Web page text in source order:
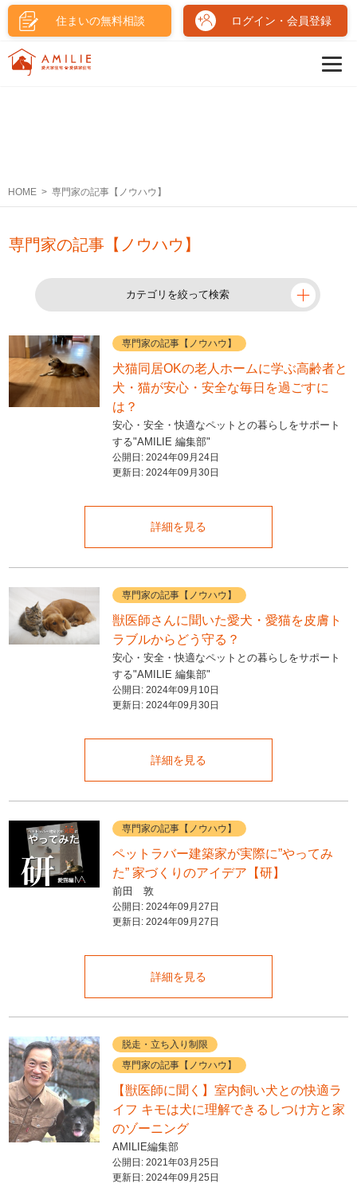
住まいの無料相談 ログイン・会員登録
HOME 専門家の記事【ノウハウ】
専門家の記事【ノウハウ】
カテゴリを絞って検索
専門家の記事【ノウハウ】
犬猫同居OKの老人ホームに学ぶ高齢者と
犬・猫が安心・安全な毎日を過ごすに
は？
安心・安全・快適なペットとの暮らしをサポート
する"AMILIE 編集部"
公開日: 2024年09月24日
更新日: 2024年09月30日
詳細を見る
専門家の記事【ノウハウ】
獣医師さんに聞いた愛犬・愛猫を皮膚ト
ラブルからどう守る？
安心・安全・快適なペットとの暮らしをサポート
する"AMILIE 編集部"
公開日: 2024年09月10日
更新日: 2024年09月30日
詳細を見る
専門家の記事【ノウハウ】
ペットラバー建築家が実際に”やってみ
た” 家づくりのアイデア【研】
前田 敦
公開日: 2024年09月27日
更新日: 2024年09月27日
詳細を見る
脱走・立ち入り制限
専門家の記事【ノウハウ】
【獣医師に聞く】室内飼い犬との快適ラ
イフ キモは犬に理解できるしつけ方と家
のゾーニング
AMILIE編集部
公開日: 2021年03月25日
更新日: 2024年09月25日